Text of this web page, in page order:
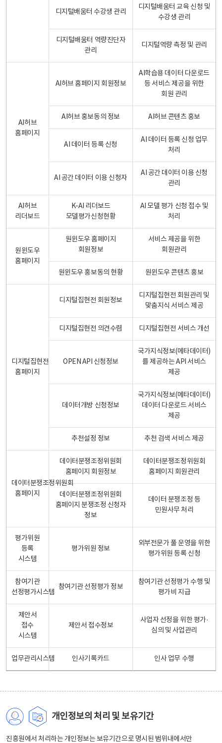
디지털배움터 수강생 관리
디지털배움터 교육 신청 및
수강생 관리
디지털배움터 역량진단자
관리
디지털역량 측정 및 관리
AI허브
홈페이지
AI허브 홈페이지 회원정보
AI학습용 데이터 다운로드
등 서비스 제공을 위한
회원 관리
AI허브 홍보동의 정보 AI허브 콘텐츠 홍보
AI 데이터 등록 신청
AI 데이터 등록 신청 업무
처리
AI 공간 데이터 이용 신청자
AI 공간 데이터 이용 신청
관리
AI허브
리더보드
K-AI 리더보드
모델평가신청현황
AI 모델 평가 신청 접수 및
처리
원윈도우
홈페이지
원윈도우 홈페이지
회원정보
서비스 제공을 위한
회원관리
원윈도우 홍보동의 현황 원윈도우 콘텐츠 홍보
디지털집현전
홈페이지
디지털집현전 회원정보
디지털집현전 회원관리 및
맞춤지식 서비스 제공
디지털집현전 의견수렴 디지털집현전 서비스 개선
OPEN API 신청정보
국가지식정보(메타데이터)
를 제공하는 API 서비스
제공
데이터개방 신청정보
국가지식정보(메타데이터)
데이터 다운로드 서비스
제공
추천설정 정보 추천 검색 서비스 제공
데이터분쟁조정위원회
홈페이지
데이터분쟁조정위원회
홈페이지 회원정보
데이터분쟁조정위원회
홈페이지 회원관리
데이터분쟁조정위원회
홈페이지 분쟁조정 신청자
정보
데이터 분쟁조정 등
민원사무 처리
평가위원
등록
시스템
평가위원 정보
외부전문가 풀 운영을 위한
평가위원 등록 신청
참여기관
선정평가시스템
참여기관 선정평가 정보
참여기관 선정평가 수행 및
평가비 지급
제안서
접수
시스템
제안서 접수정보
사업자 선정을 위한 평가·
심의 및 사업관리
업무관리시스템 인사기록카드 인사 업무 수행
개인정보의 처리 및 보유기간
진흥원에서 처리하는 개인정보는 보유기간으로 명시된 범위내에서만